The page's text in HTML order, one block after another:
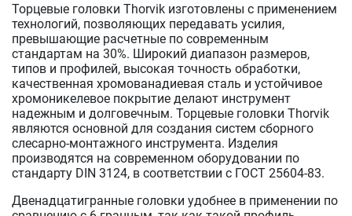
Торцевые головки Thorvik изготовлены с применением
технологий, позволяющих передавать усилия,
превышающие расчетные по современным
стандартам на 30%. Широкий диапазон размеров,
типов и профилей, высокая точность обработки,
качественная хромованадиевая сталь и устойчивое
хромоникелевое покрытие делают инструмент
надежным и долговечным. Торцевые головки Thorvik
являются основной для создания систем сборного
слесарно-монтажного инструмента. Изделия
производятся на современном оборудовании по
стандарту DIN 3124, в соответствии с ГОСТ 25604-83.
Двенадцатигранные головки удобнее в применении по